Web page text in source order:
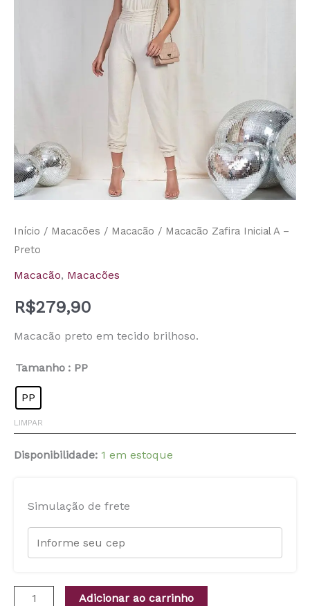
Início / Macacões / Macacão / Macacão Zafira Inicial A –
Preto
Macacão, Macacões
R$279,90
Macacão preto em tecido brilhoso.
Tamanho : PP
PP
LIMPAR
Disponibilidade: 1 em estoque
Simulação de frete
Adicionar ao carrinho